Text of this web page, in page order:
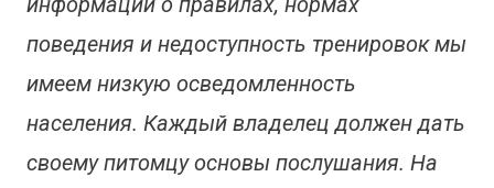
поведения и недоступность тренировок мы
имеем низкую осведомленность
населения. Каждый владелец должен дать
своему питомцу основы послушания. На